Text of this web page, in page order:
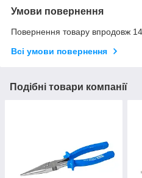
Умови повернення
Повернення товару впродовж
Всі умови повернення
Подібні товари компанії